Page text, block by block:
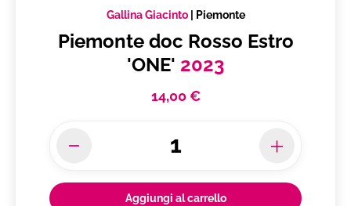
Gallina Giacinto| Piemonte
Piemonte doc Rosso Estro
'ONE' 2023
14,00 €
Aggiungi al carrello